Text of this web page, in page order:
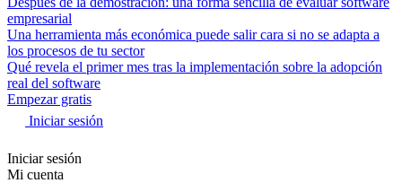
empresarial
Una herramienta más económica puede salir cara si no se adapta a
los procesos de tu sector
Qué revela el primer mes tras la implementación sobre la adopción
real del software
Empezar gratis
Iniciar sesión
Iniciar sesión
Mi cuenta